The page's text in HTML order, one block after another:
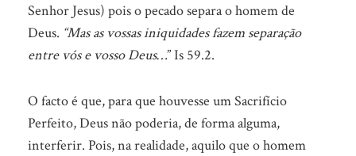
Senhor Jesus) pois o pecado separa o homem de
Deus. “Mas as vossas iniquidades fazem separação
entre vós e vosso Deus…” Is 59.2.
O facto é que, para que houvesse um Sacrifício
Perfeito, Deus não poderia, de forma alguma,
interferir. Pois, na realidade, aquilo que o homem